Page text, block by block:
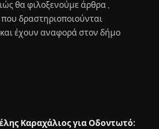
θα φιλοξενούμε άρθρα ,
δραστηριοποιούνται
έχουν αναφορά στον δήμο
Καραχάλιος για Οδοντωτό: